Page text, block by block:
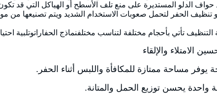
حواف الدلو المستديرة على منع تلف الأسطح أو الهياكل التي قد
دلو تنظيف الحفر لتحمل صعوبات الاستخدام الشديد ويتم تصنيعها من
التنظيف تأتي بأحجام مختلفة لتناسب مختلفنماذج الحفاراتوتلبية
الامتلاء والإلقاء
يوفر مساحة ممتازة للمكافأة واللبس أثناء الحفر.
يحسن توزيع الحمل والمتانة.